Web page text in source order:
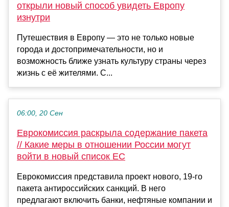
открыли новый способ увидеть Европу
изнутри
Путешествия в Европу — это не только новые
города и достопримечательности, но и
возможность ближе узнать культуру страны через
жизнь с её жителями. С...
06:00, 20 Сен
Еврокомиссия раскрыла содержание пакета
// Какие меры в отношении России могут
войти в новый список ЕС
Еврокомиссия представила проект нового, 19-го
пакета антироссийских санкций. В него
предлагают включить банки, нефтяные компании и